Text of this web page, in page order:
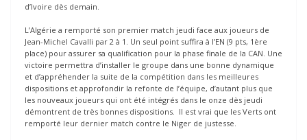
d’Ivoire dès demain.
L’Algérie a remporté son premier match jeudi face aux joueurs de
Jean-Michel Cavalli par 2 à 1. Un seul point suffira à l’EN (9 pts, 1ère
place) pour assurer sa qualification pour la phase finale de la CAN. Une
victoire permettra d’installer le groupe dans une bonne dynamique
et d’appréhender la suite de la compétition dans les meilleures
dispositions et approfondir la refonte de l’équipe, d’autant plus que
les nouveaux joueurs qui ont été intégrés dans le onze dès jeudi
démontrent de très bonnes dispositions. Il est vrai que les Verts ont
remporté leur dernier match contre le Niger de justesse.